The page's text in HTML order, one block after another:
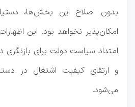
بدون اصلاح این بخش‌ها،
امکان‌پذیر نخواهد بود. این
امتداد سیاست دولت برای بازنگری
و ارتقای کیفیت اشتغال در
می‌شود.